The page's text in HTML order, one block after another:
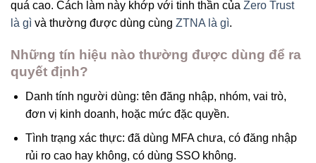
quá cao. Cách làm này khớp với tinh thần của Zero Trust
là gì và thường được dùng cùng ZTNA là gì.
Những tín hiệu nào thường được dùng để ra
quyết định?
Danh tính người dùng: tên đăng nhập, nhóm, vai trò,
đơn vị kinh doanh, hoặc mức đặc quyền.
Tình trạng xác thực: đã dùng MFA chưa, có đăng nhập
rủi ro cao hay không, có dùng SSO không.